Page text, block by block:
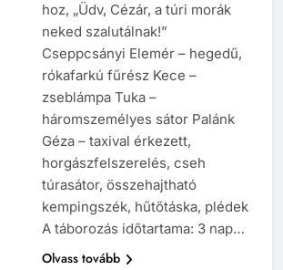
hoz, „Üdv, Cézár, a túri morák
neked szalutálnak!”
Cseppcsányi Elemér – hegedű,
rókafarkú fűrész Kece –
zseblámpa Tuka –
háromszemélyes sátor Palánk
Géza – taxival érkezett,
horgászfelszerelés, cseh
túrasátor, összehajtható
kempingszék, hűtőtáska, plédek
A táborozás időtartama: 3 nap…
Olvass tovább